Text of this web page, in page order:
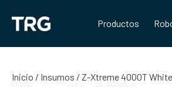
contenido
Productos
Inicio / Insumos / Z-Xtreme 4000T